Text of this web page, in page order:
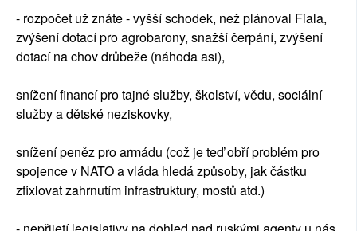
- rozpočet už znáte - vyšší schodek, než plánoval Fiala,
zvýšení dotací pro agrobarony, snažší čerpání, zvýšení
dotací na chov drůbeže (náhoda asi),
snížení financí pro tajné služby, školství, vědu, sociální
služby a dětské neziskovky,
snížení peněz pro armádu (což je teď obří problém pro
spojence v NATO a vláda hledá způsoby, jak částku
zfixlovat zahrnutím infrastruktury, mostů atd.)